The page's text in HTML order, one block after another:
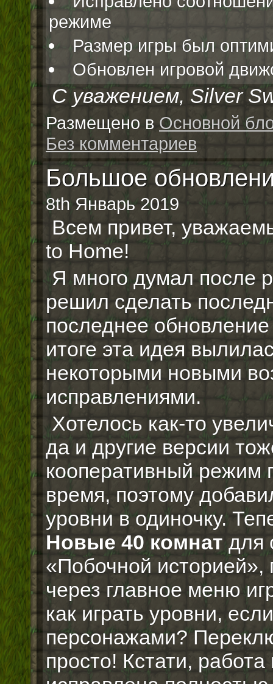
режиме
Размер игры был
Обновлен игровой
С уважением, Silver
Размещено в Основной
Без комментариев
Большое
8th Январь 2019
Всем привет,
to Home!
Я много думал после
решил сделать
последнее
итоге эта идея
некоторыми новыми
исправлениями.
Хотелось как-то
да и другие версии
кооперативный режим
время, поэтому
уровни в одиночку.
Новые 40 комнат для
«Побочной
через главное меню
как играть уровни,
персонажами?
просто! Кстати,